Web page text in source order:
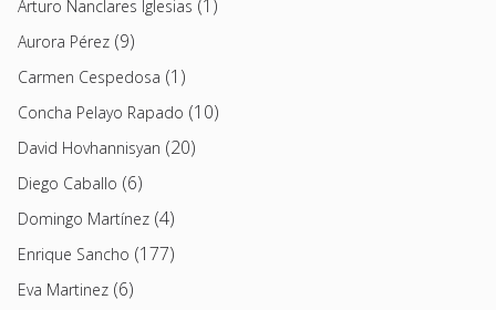
Arturo Nanclares Iglesias (1)
Aurora Pérez (9)
Carmen Cespedosa (1)
Concha Pelayo Rapado (10)
David Hovhannisyan (20)
Diego Caballo (6)
Domingo Martínez (4)
Enrique Sancho (177)
Eva Martinez (6)